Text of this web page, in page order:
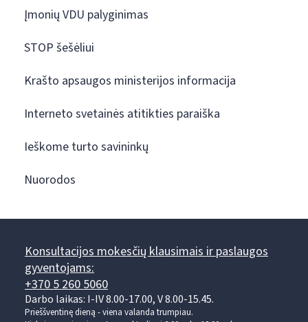
Įmonių VDU palyginimas
STOP šešėliui
Krašto apsaugos ministerijos informacija
Interneto svetainės atitikties paraiška
Ieškome turto savininkų
Nuorodos
Konsultacijos mokesčių klausimais ir paslaugos
gyventojams:
+370 5 260 5060
Darbo laikas: I-IV 8.00-17.00, V 8.00-15.45.
Prieššventinę dieną - viena valanda trumpiau.